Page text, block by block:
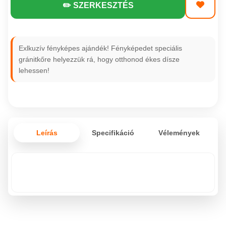
✏️ SZERKESZTÉS
Exlkuzív fényképes ajándék! Fényképedet speciális
gránitkőre helyezzük rá, hogy otthonod ékes dísze
lehessen!
Leírás Specifikáció Vélemények